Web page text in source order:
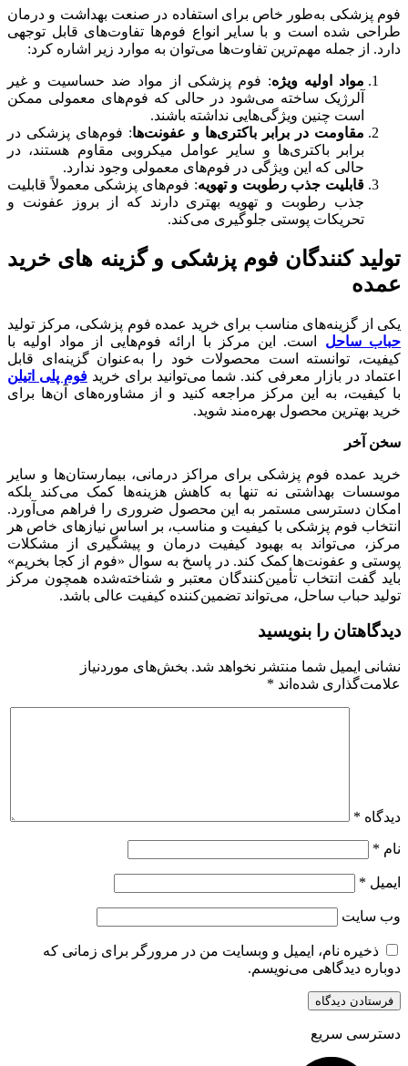
فوم پزشکی به‌طور خاص برای استفاده در صنعت بهداشت و درمان
طراحی شده است و با سایر انواع فوم‌ها تفاوت‌های قابل توجهی
دارد. از جمله مهم‌ترین تفاوت‌ها می‌توان به موارد زیر اشاره کرد:
مواد اولیه ویژه: فوم پزشکی از مواد ضد حساسیت و غیر
آلرژیک ساخته می‌شود در حالی که فوم‌های معمولی ممکن
است چنین ویژگی‌هایی نداشته باشند.
مقاومت در برابر باکتری‌ها و عفونت‌ها: فوم‌های پزشکی در
برابر باکتری‌ها و سایر عوامل میکروبی مقاوم هستند، در
حالی که این ویژگی در فوم‌های معمولی وجود ندارد.
قابلیت جذب رطوبت و تهویه: فوم‌های پزشکی معمولاً قابلیت
جذب رطوبت و تهویه بهتری دارند که از بروز عفونت و
تحریکات پوستی جلوگیری می‌کند.
تولید کنندگان فوم پزشکی و گزینه ‌های خرید
عمده
یکی از گزینه‌های مناسب برای خرید عمده فوم پزشکی، مرکز تولید
حباب ساحل
است. این مرکز با ارائه فوم‌هایی از مواد اولیه با
کیفیت، توانسته است محصولات خود را به‌عنوان گزینه‌ای قابل
اعتماد در بازار معرفی کند. شما می‌توانید برای خرید فوم پلی اتیلن
با کیفیت، به این مرکز مراجعه کنید و از مشاوره‌های آن‌ها برای
خرید بهترین محصول بهره‌مند شوید.
سخن آخر
خرید عمده فوم پزشکی برای مراکز درمانی، بیمارستان‌ها و سایر
موسسات بهداشتی نه تنها به کاهش هزینه‌ها کمک می‌کند بلکه
امکان دسترسی مستمر به این محصول ضروری را فراهم می‌آورد.
انتخاب فوم پزشکی با کیفیت و مناسب، بر اساس نیازهای خاص هر
مرکز، می‌تواند به بهبود کیفیت درمان و پیشگیری از مشکلات
پوستی و عفونت‌ها کمک کند. در پاسخ به سوال «فوم از کجا بخریم»
باید گفت انتخاب تأمین‌کنندگان معتبر و شناخته‌شده همچون مرکز
تولید حباب ساحل، می‌تواند تضمین‌کننده کیفیت عالی باشد.
دیدگاهتان را بنویسید
نشانی ایمیل شما منتشر نخواهد شد. بخش‌های موردنیاز
علامت‌گذاری شده‌اند *
دیدگاه *
نام *
ایمیل *
وب‌ سایت
ذخیره نام، ایمیل و وبسایت من در مرورگر برای زمانی که
دوباره دیدگاهی می‌نویسم.
دسترسی سریع